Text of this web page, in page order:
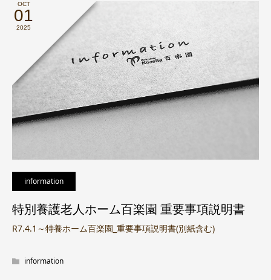
OCT
01
2025
information
特別養護老人ホーム百楽園 重要事項説明書
R7.4.1～特養ホーム百楽園_重要事項説明書(別紙含む)
information